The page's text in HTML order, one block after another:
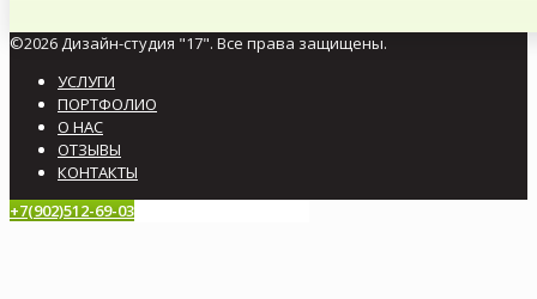
©2026 Дизайн-студия "17". Все права защищены.
УСЛУГИ
ПОРТФОЛИО
О НАС
ОТЗЫВЫ
КОНТАКТЫ
+7(902)512-69-03